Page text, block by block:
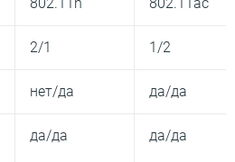
802.11n 802.11ac
2/1 1/2
нет/да да/да
да/да да/да